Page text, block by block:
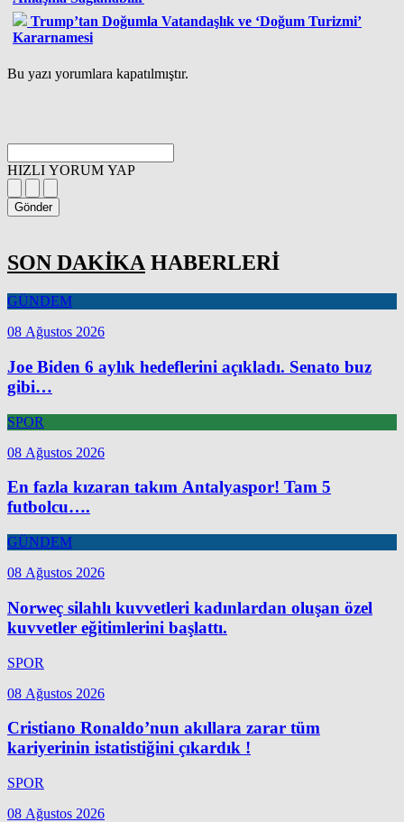
Trump’tan Doğumla Vatandaşlık ve ‘Doğum Turizmi’
Kararnamesi
Bu yazı yorumlara kapatılmıştır.
HIZLI YORUM YAP
Gönder
SON DAKİKAHABERLERİ
GÜNDEM
08 Ağustos 2026
Joe Biden 6 aylık hedeflerini açıkladı. Senato buz
gibi…
SPOR
08 Ağustos 2026
En fazla kızaran takım Antalyaspor! Tam 5
futbolcu….
GÜNDEM
08 Ağustos 2026
Norweç silahlı kuvvetleri kadınlardan oluşan özel
kuvvetler eğitimlerini başlattı.
SPOR
08 Ağustos 2026
Cristiano Ronaldo’nun akıllara zarar tüm
kariyerinin istatistiğini çıkardık !
SPOR
08 Ağustos 2026